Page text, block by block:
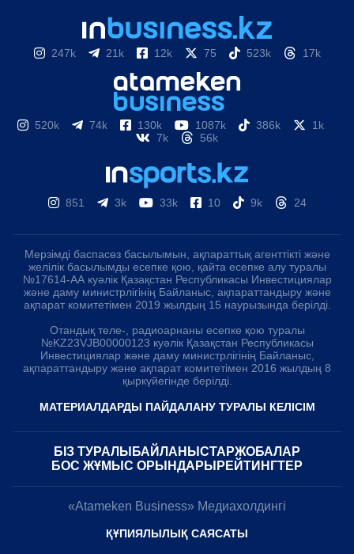
247k 21k 12k 75 523k 17k
520k 74k 130k 1087k 386k
1k
7k
56k
851 3k 33k 10 9k 24
Мерзімді баспасөз басылымын, ақпараттық агенттікті және
желілік басылымды есепке қою, қайта есепке алу туралы
№17614-АА куәлік Қазақстан Республикасы Инвестициялар
және даму министрлігінің Байланыс, ақпараттандыру және
ақпарат комитетімен 2019 жылдың 15 наурызында берілді.
Отандық теле-, радиоарнаны есепке қою туралы
№KZ23VJB00000123 куәлік Қазақстан Республикасы
Инвестициялар және даму министрлігінің Байланыс,
ақпараттандыру және ақпарат комитетімен 2016 жылдың 8
қыркүйегінде берілді.
МАТЕРИАЛДАРДЫ ПАЙДАЛАНУ ТУРАЛЫ КЕЛІСІМ
БІЗ ТУРАЛЫ БАЙЛАНЫСТАРЖОБАЛАР
БОС ЖҰМЫС ОРЫНДАРЫ РЕЙТИНГТЕР
«Atameken Business» Медиахолдингі
ҚҰПИЯЛЫЛЫҚ САЯСАТЫ